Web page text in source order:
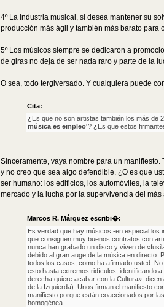
4º La industria musical, si desea mantener su
producción más ágil y también más barato para
5º Los músicos siempre se dedicaron a
de giras no deja de ser nada raro y parte de la
O sea, todo tergiversado. Y cualquiera puede
Cita:
¿Es que no son artistas también los más de
música es empleo'? ¿Es que estos
Sinceramente, vaya nombre para un
y no creo que sea algo defendible. ¿O es que
ser humano: los edificios, los automóviles, la
mercado y la lucha por la supervivencia del
Marcos R. Márquez escribi�:
Es verdad que hay músicos -en especial
que consiguen muy buenos contratos con
nunca han grabado un disco y viven de
debido al gran auge de la música en directo.
todos los casos, como ha afirmado usted.
esto hasta extremos ridículos, identificando
derecha quiere acabar con la Cultura»,
de la Izquierda). Unos firman el manifiesto
manifiesto porque están coaccionados por
homogénea.